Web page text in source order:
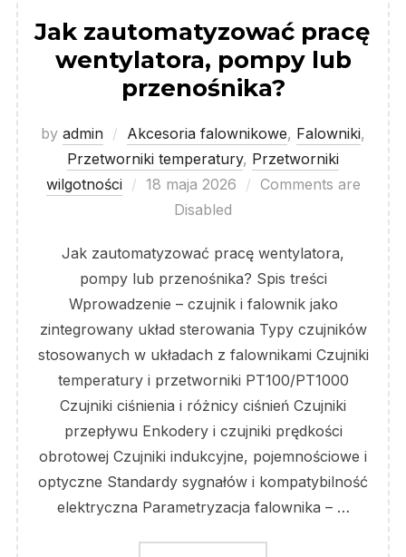
Jak zautomatyzować pracę
wentylatora, pompy lub
przenośnika?
by admin Akcesoria falownikowe, Falowniki,
Przetworniki temperatury, Przetworniki
wilgotności
Posted
18 maja 2026
Comments are
Disabled
Jak zautomatyzować pracę wentylatora,
pompy lub przenośnika? Spis treści
Wprowadzenie – czujnik i falownik jako
zintegrowany układ sterowania Typy czujników
stosowanych w układach z falownikami Czujniki
temperatury i przetworniki PT100/PT1000
Czujniki ciśnienia i różnicy ciśnień Czujniki
przepływu Enkodery i czujniki prędkości
obrotowej Czujniki indukcyjne, pojemnościowe i
optyczne Standardy sygnałów i kompatybilność
elektryczna Parametryzacja falownika – …